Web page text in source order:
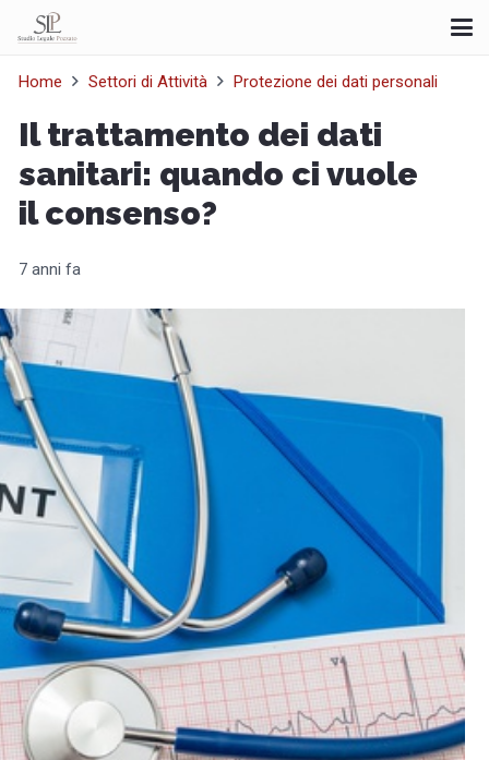
Home Settori di Attività Protezione dei dati personali
Il trattamento dei dati
sanitari: quando ci vuole
il consenso?
7 anni fa